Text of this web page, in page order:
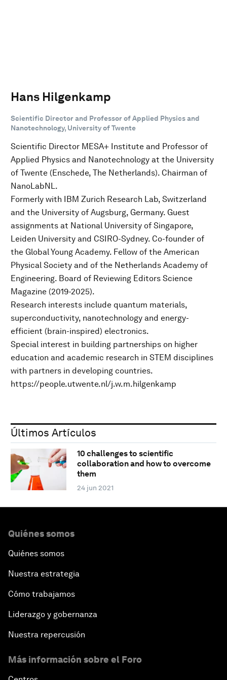
Hans Hilgenkamp
Scientific Director and Professor of Applied Physics and
Nanotechnology, University of Twente
Scientific Director MESA+ Institute and Professor of
Applied Physics and Nanotechnology at the University
of Twente (Enschede, The Netherlands). Chairman of
NanoLabNL.
Formerly with IBM Zurich Research Lab, Switzerland
and the University of Augsburg, Germany. Guest
assignments at National University of Singapore,
Leiden University and CSIRO-Sydney. Co-founder of
the Global Young Academy. Fellow of the American
Physical Society and of the Netherlands Academy of
Engineering. Board of Reviewing Editors Science
Magazine (2019-2025).
Research interests include quantum materials,
superconductivity, nanotechnology and energy-
efficient (brain-inspired) electronics.
Special interest in building partnerships on higher
education and academic research in STEM disciplines
with partners in developing countries.
https://people.utwente.nl/j.w.m.hilgenkamp
Últimos Artículos
10 challenges to scientific
collaboration and how to overcome
them
24 jun 2021
Quiénes somos
Quiénes somos
Nuestra estrategia
Cómo trabajamos
Liderazgo y gobernanza
Nuestra repercusión
Más información sobre el Foro